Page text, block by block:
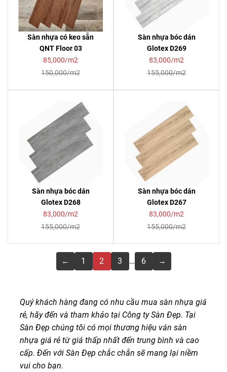
Sàn nhựa có keo sẵn
QNT Floor 03
85,000/m2
150,000/m2
Sàn nhựa bóc dán
Glotex D269
83,000/m2
155,000/m2
Sàn nhựa bóc dán
Glotex D268
83,000/m2
155,000/m2
Sàn nhựa bóc dán
Glotex D267
83,000/m2
155,000/m2
← 1 2 3 … 6 →
Quý khách hàng đang có nhu cầu mua sàn nhựa giá
rẻ, hãy đến và tham khảo tại Công ty Sàn Đẹp. Tại
Sàn Đẹp chúng tôi có mọi thương hiệu ván sàn
nhựa giá rẻ từ giá thấp nhất đến trung bình và cao
cấp. Đến với Sàn Đẹp chắc chắn sẽ mang lại niềm
vui cho bạn.